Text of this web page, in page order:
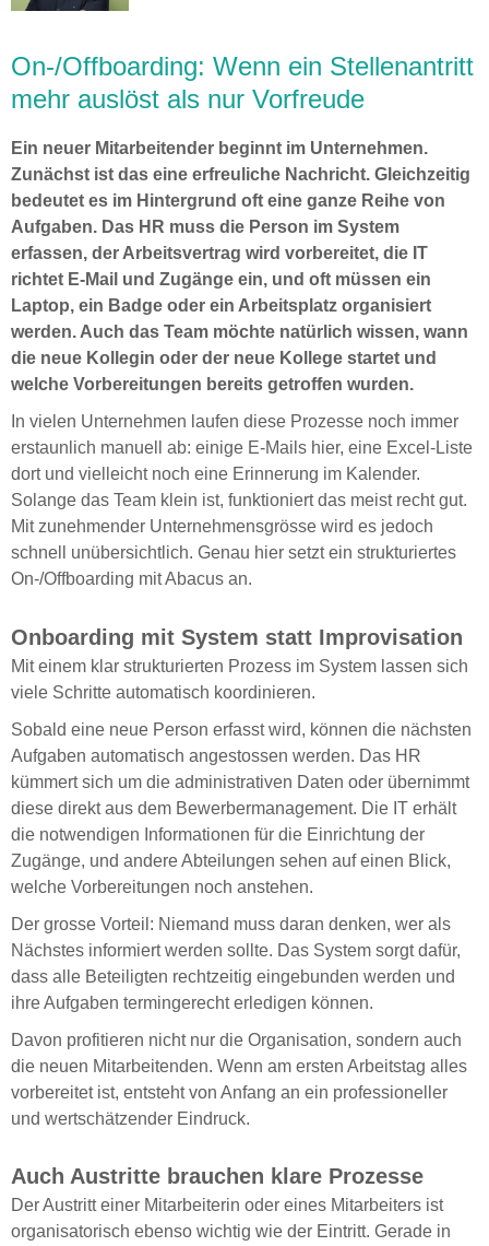
On-/Offboarding: Wenn ein Stellenantritt
mehr auslöst als nur Vorfreude
Ein neuer Mitarbeitender beginnt im Unternehmen.
Zunächst ist das eine erfreuliche Nachricht. Gleichzeitig
bedeutet es im Hintergrund oft eine ganze Reihe von
Aufgaben. Das HR muss die Person im System
erfassen, der Arbeitsvertrag wird vorbereitet, die IT
richtet E-Mail und Zugänge ein, und oft müssen ein
Laptop, ein Badge oder ein Arbeitsplatz organisiert
werden. Auch das Team möchte natürlich wissen, wann
die neue Kollegin oder der neue Kollege startet und
welche Vorbereitungen bereits getroffen wurden.
In vielen Unternehmen laufen diese Prozesse noch immer
erstaunlich manuell ab: einige E-Mails hier, eine Excel-Liste
dort und vielleicht noch eine Erinnerung im Kalender.
Solange das Team klein ist, funktioniert das meist recht gut.
Mit zunehmender Unternehmensgrösse wird es jedoch
schnell unübersichtlich. Genau hier setzt ein strukturiertes
On-/Offboarding mit Abacus an.
Onboarding mit System statt Improvisation
Mit einem klar strukturierten Prozess im System lassen sich
viele Schritte automatisch koordinieren.
Sobald eine neue Person erfasst wird, können die nächsten
Aufgaben automatisch angestossen werden. Das HR
kümmert sich um die administrativen Daten oder übernimmt
diese direkt aus dem Bewerbermanagement. Die IT erhält
die notwendigen Informationen für die Einrichtung der
Zugänge, und andere Abteilungen sehen auf einen Blick,
welche Vorbereitungen noch anstehen.
Der grosse Vorteil: Niemand muss daran denken, wer als
Nächstes informiert werden sollte. Das System sorgt dafür,
dass alle Beteiligten rechtzeitig eingebunden werden und
ihre Aufgaben termingerecht erledigen können.
Davon profitieren nicht nur die Organisation, sondern auch
die neuen Mitarbeitenden. Wenn am ersten Arbeitstag alles
vorbereitet ist, entsteht von Anfang an ein professioneller
und wertschätzender Eindruck.
Auch Austritte brauchen klare Prozesse
Der Austritt einer Mitarbeiterin oder eines Mitarbeiters ist
organisatorisch ebenso wichtig wie der Eintritt. Gerade in